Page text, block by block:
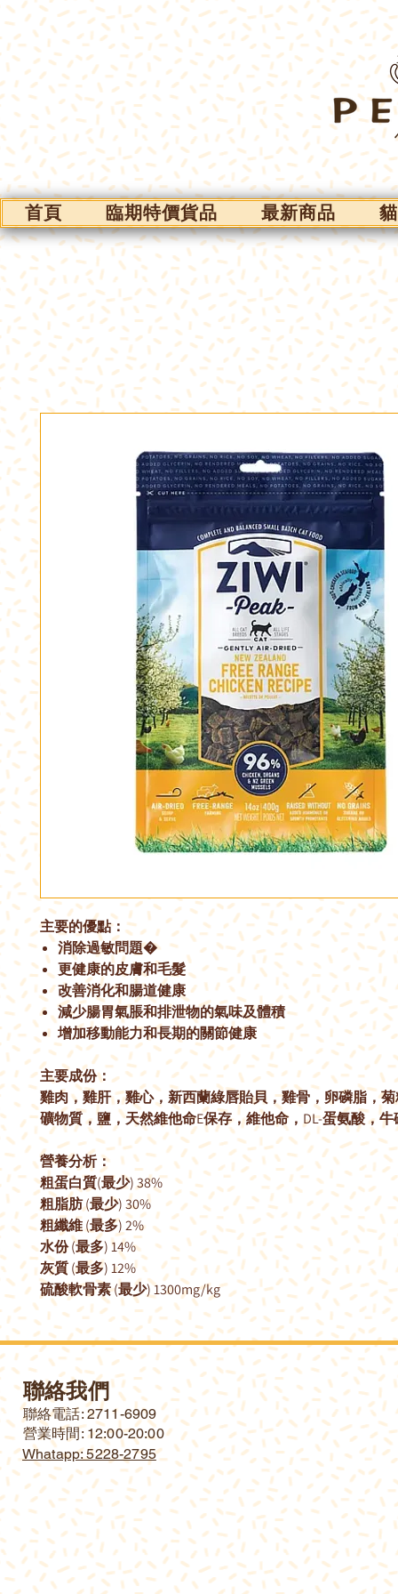
首頁 臨期特價貨品 最新商品
主要的優點：
消除過敏問題�
更健康的皮膚和毛髮
改善消化和腸道健康
減少腸胃氣脹和排泄物的氣味及體積
增加移動能力和長期的關節健康
主要成份：
雞肉，雞肝，雞心，新西蘭綠唇貽貝，雞骨，卵磷脂，
礦物質，鹽，天然維他命E保存，維他命，DL-蛋氨酸，牛
營養分析：
粗蛋白質(最少) 38%
粗脂肪 (最少) 30%
粗纖維 (最多) 2%
水份 (最多) 14%
灰質 (最多) 12%
硫酸軟骨素 (最少) 1300mg/kg
聯絡我們
​聯絡電話: 2711-6909
營業時間: 12:00-20:00
Whatapp: 5228-2795